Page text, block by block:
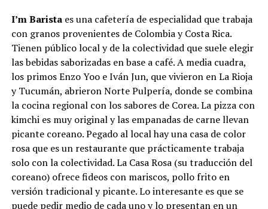
I’m Baristaes una cafetería de especialidad que trabaja
con granos provenientes de Colombia y Costa Rica.
Tienen público local y de la colectividad que suele elegir
las bebidas saborizadas en base a café. A media cuadra,
los primos Enzo Yoo e Iván Jun, que vivieron en La Rioja
y Tucumán, abrieron Norte Pulpería, donde se combina
la cocina regional con los sabores de Corea. La pizza con
kimchi es muy original y las empanadas de carne llevan
picante coreano. Pegado al local hay una casa de color
rosa que es un restaurante que prácticamente trabaja
solo con la colectividad. La Casa Rosa (su traducción del
coreano) ofrece fideos con mariscos, pollo frito en
versión tradicional y picante. Lo interesante es que se
puede pedir medio de cada uno y lo presentan en un